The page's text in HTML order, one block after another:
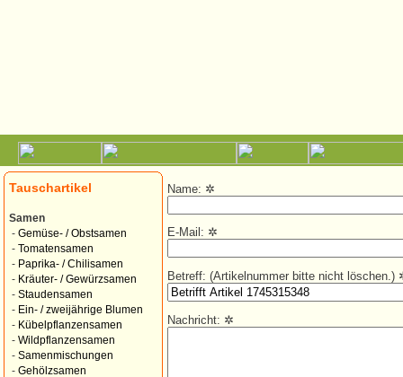
Tauschartikel
Samen
- Gemüse- / Obstsamen
- Tomatensamen
- Paprika- / Chilisamen
- Kräuter- / Gewürzsamen
- Staudensamen
- Ein- / zweijährige Blumen
- Kübelpflanzensamen
- Wildpflanzensamen
- Samenmischungen
- Gehölzsamen
Name: ✲
E-Mail: ✲
Betreff: (Artikelnummer bitte nicht löschen.)
Nachricht: ✲